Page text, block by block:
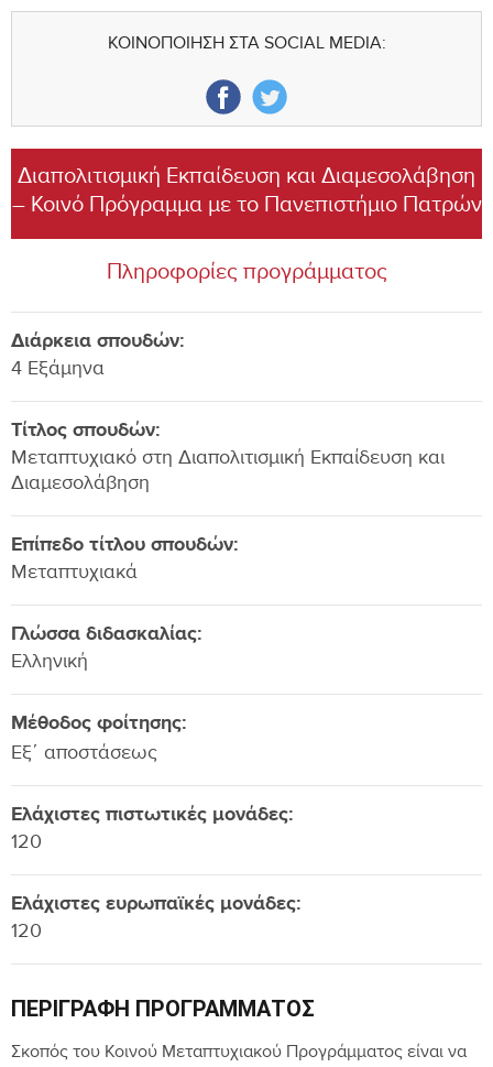
ΚΟΙΝΟΠΟΙΗΣΗ ΣΤΑ SOCIAL MEDIA:
Διαπολιτισμική Εκπαίδευση και Διαμεσολάβηση
– Κοινό Πρόγραμμα με το Πανεπιστήμιο Πατρών
Πληροφορίες προγράμματος
Διάρκεια σπουδών:
4 Εξάμηνα
Τίτλος σπουδών:
Μεταπτυχιακό στη Διαπολιτισμική Εκπαίδευση και
Διαμεσολάβηση
Επίπεδο τίτλου σπουδών:
Μεταπτυχιακά
Γλώσσα διδασκαλίας:
Ελληνική
Μέθοδος φοίτησης:
Εξ΄ αποστάσεως
Ελάχιστες πιστωτικές μονάδες:
120
Ελάχιστες ευρωπαϊκές μονάδες:
120
ΠΕΡΙΓΡΑΦΉ ΠΡΟΓΡΆΜΜΑΤΟΣ
Σκοπός του Κοινού Μεταπτυχιακού Προγράμματος είναι να